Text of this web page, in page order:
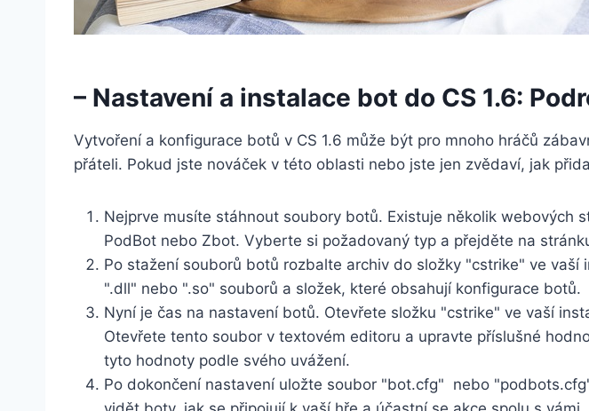
– Nastavení a instalace bot do‌ CS 1.6:
Vytvoření ​a konfigurace botů v CS 1.6 může‍ být‌ pro mnoho hráčů
přáteli. Pokud jste nováček v​ této oblasti nebo jste⁢ jen zvědaví, jak
Nejprve musíte stáhnout soubory botů. Existuje‍ několik webových
PodBot nebo Zbot. Vyberte si⁢ požadovaný typ a přejděte na
Po stažení souborů botů rozbalte archiv ⁣do složky "cstrike" ve
".dll" nebo ".so" souborů a složek, které obsahují konfigurace ⁣botů.
Nyní je čas na nastavení botů. Otevřete složku "cstrike" ve vaší
Otevřete tento soubor v textovém ⁣editoru a upravte příslušné
tyto hodnoty podle svého ⁢uvážení.
Po dokončení nastavení uložte soubor "bot.cfg" ​ nebo